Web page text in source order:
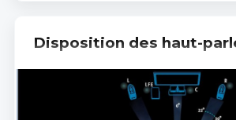
Disposition des haut-